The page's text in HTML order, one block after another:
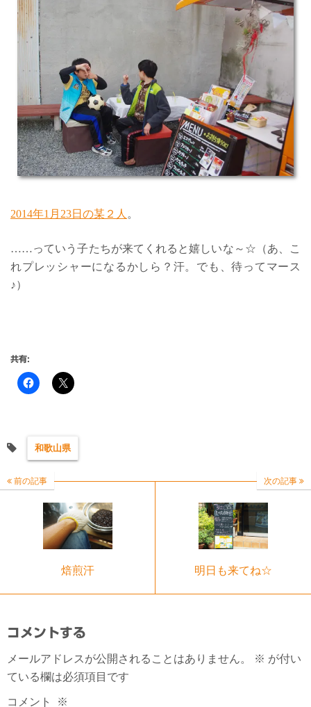
2014年1月23日の某２人 。
……っていう子たちが来てくれると嬉しいな～☆（あ、こ
れプレッシャーになるかしら？汗。でも、待ってマース
♪）
共有:
和歌山県
前の記事
焙煎汗
次の記事
明日も来てね☆
コメントする
メールアドレスが公開されることはありません。 ※ が付い
ている欄は必須項目です
コメント ※